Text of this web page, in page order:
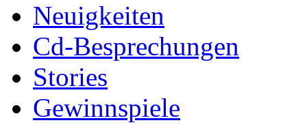
Neuigkeiten
Cd-Besprechungen
Stories
Gewinnspiele